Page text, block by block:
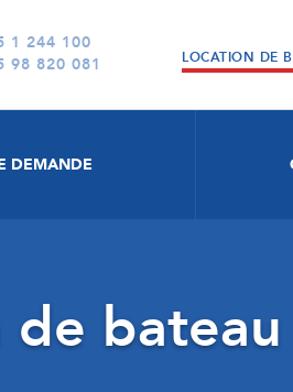
1 244 100
98 820 081
LOCATION DE
DEMANDE
de bateau